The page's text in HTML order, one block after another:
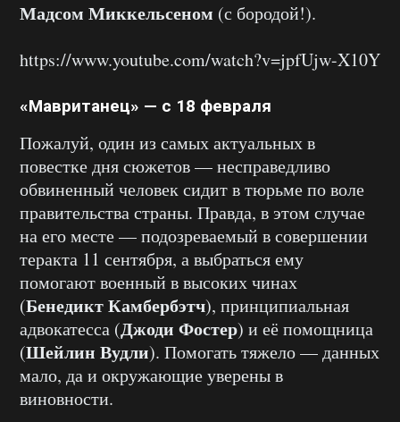
Мадсом Миккельсеном (с бородой!).
https://www.youtube.com/watch?v=jpfUjw-X10Y
«Мавританец» — с 18 февраля
Пожалуй, один из самых актуальных в
повестке дня сюжетов — несправедливо
обвиненный человек сидит в тюрьме по воле
правительства страны. Правда, в этом случае
на его месте — подозреваемый в совершении
теракта 11 сентября, а выбраться ему
помогают военный в высоких чинах
(Бенедикт Камбербэтч), принципиальная
адвокатесса (Джоди Фостер) и её помощница
(Шейлин Вудли). Помогать тяжело — данных
мало, да и окружающие уверены в
виновности.